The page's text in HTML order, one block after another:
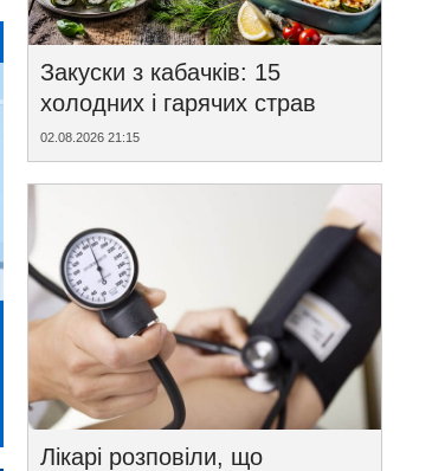
Закуски з кабачків: 15
холодних і гарячих страв
02.08.2026 21:15
Лікарі розповіли, що